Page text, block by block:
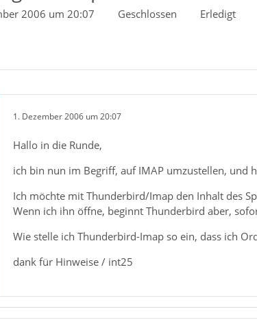
2006 um 20:07 Geschlossen Erledigt
1. Dezember 2006 um 20:07
Hallo in die Runde,
ich bin nun im Begriff, auf IMAP umzustellen, und
Ich möchte mit Thunderbird/Imap den Inhalt des
Wenn ich ihn öffne, beginnt Thunderbird aber,
Wie stelle ich Thunderbird-Imap so ein, dass ich
dank für Hinweise / int25